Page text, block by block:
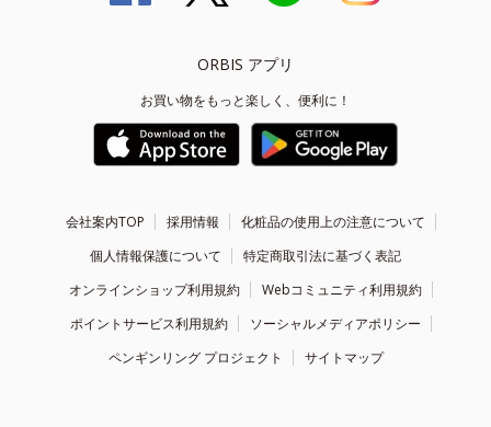
ORBIS アプリ
お買い物をもっと楽しく、便利に！
会社案内TOP 採用情報
化粧品の使用上の注意について
個人情報保護について
特定商取引法に基づく表記
オンラインショップ利用規約
Webコミュニティ利用規約
ポイントサービス利用規約
ソーシャルメディアポリシー
ペンギンリング プロジェクト
サイトマップ